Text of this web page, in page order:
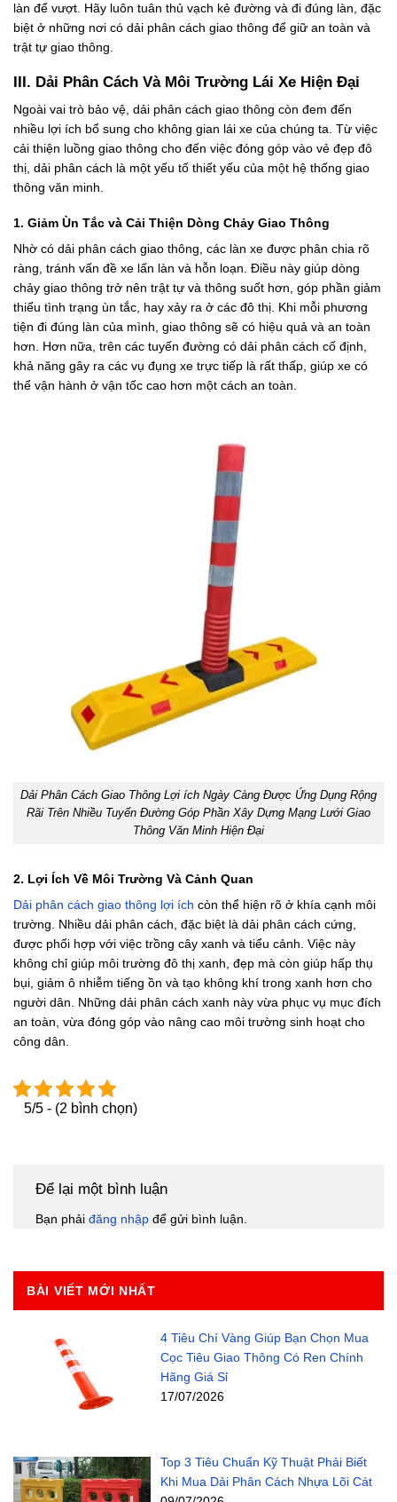
làn để vượt. Hãy luôn tuân thủ vạch kẻ đường và đi đúng làn, đặc
biệt ở những nơi có dải phân cách giao thông để giữ an toàn và
trật tự giao thông.
III. Dải Phân Cách Và Môi Trường Lái Xe Hiện Đại
Ngoài vai trò bảo vệ, dải phân cách giao thông còn đem đến
nhiều lợi ích bổ sung cho không gian lái xe của chúng ta. Từ việc
cải thiện luồng giao thông cho đến việc đóng góp vào vẻ đẹp đô
thị, dải phân cách là một yếu tố thiết yếu của một hệ thống giao
thông văn minh.
1. Giảm Ùn Tắc và Cải Thiện Dòng Chảy Giao Thông
Nhờ có dải phân cách giao thông, các làn xe được phân chia rõ
ràng, tránh vấn đề xe lấn làn và hỗn loạn. Điều này giúp dòng
chảy giao thông trở nên trật tự và thông suốt hơn, góp phần giảm
thiểu tình trạng ùn tắc, hay xảy ra ở các đô thị. Khi mỗi phương
tiện đi đúng làn của mình, giao thông sẽ có hiệu quả và an toàn
hơn. Hơn nữa, trên các tuyến đường có dải phân cách cố định,
khả năng gây ra các vụ đụng xe trực tiếp là rất thấp, giúp xe có
thể vận hành ở vận tốc cao hơn một cách an toàn.
Dải Phân Cách Giao Thông Lợi ích Ngày Càng Được Ứng Dụng Rộng
Rãi Trên Nhiều Tuyến Đường Góp Phần Xây Dựng Mạng Lưới Giao
Thông Văn Minh Hiện Đại
2. Lợi Ích Về Môi Trường Và Cảnh Quan
Dải phân cách giao thông lợi ích còn thể hiện rõ ở khía cạnh môi
trường. Nhiều dải phân cách, đặc biệt là dải phân cách cứng,
được phối hợp với việc trồng cây xanh và tiểu cảnh. Việc này
không chỉ giúp môi trường đô thị xanh, đẹp mà còn giúp hấp thụ
bụi, giảm ô nhiễm tiếng ồn và tạo không khí trong xanh hơn cho
người dân. Những dải phân cách xanh này vừa phục vụ mục đích
an toàn, vừa đóng góp vào nâng cao môi trường sinh hoạt cho
công dân.
5/5 - (2 bình chọn)
Để lại một bình luận
Bạn phải đăng nhập để gửi bình luận.
BÀI VIẾT MỚI NHẤT
4 Tiêu Chí Vàng Giúp Bạn Chọn Mua
Cọc Tiêu Giao Thông Có Ren Chính
Hãng Giá Sỉ
17/07/2026
Top 3 Tiêu Chuẩn Kỹ Thuật Phải Biết
Khi Mua Dải Phân Cách Nhựa Lõi Cát